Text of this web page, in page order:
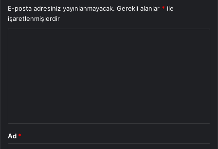
E-posta adresiniz yayınlanmayacak. Gerekli alanlar * ile
işaretlenmişlerdir
Ad *